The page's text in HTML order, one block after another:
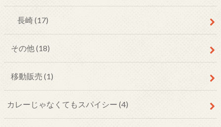
長崎(17)
その他(18)
移動販売 (1)
カレーじゃなくてもスパイシー (4)